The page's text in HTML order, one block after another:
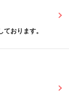
おります。